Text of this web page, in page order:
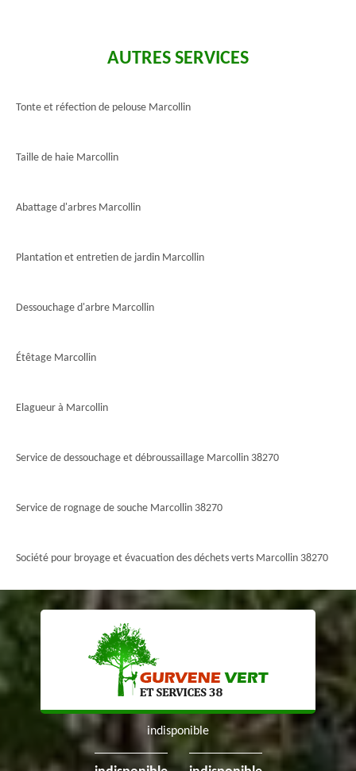
AUTRES SERVICES
Tonte et réfection de pelouse Marcollin
Taille de haie Marcollin
Abattage d'arbres Marcollin
Plantation et entretien de jardin Marcollin
Dessouchage d'arbre Marcollin
Étêtage Marcollin
Elagueur à Marcollin
Service de dessouchage et débroussaillage Marcollin 38270
Service de rognage de souche Marcollin 38270
Société pour broyage et évacuation des déchets verts Marcollin 38270
indisponible